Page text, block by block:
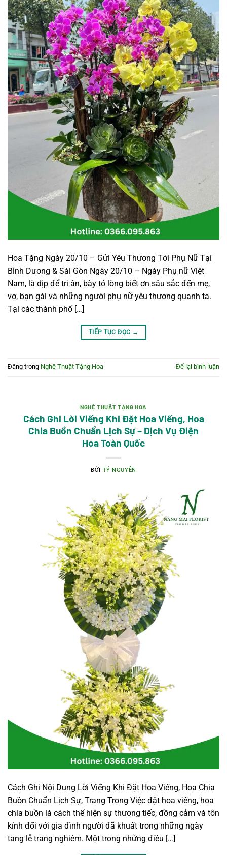
Hoa Tặng Ngày 20/10 – Gửi Yêu Thương Tới Phụ Nữ Tại
Bình Dương & Sài Gòn Ngày 20/10 – Ngày Phụ nữ Việt
Nam, là dịp để tri ân, bày tỏ lòng biết ơn sâu sắc đến mẹ,
vợ, bạn gái và những người phụ nữ yêu thương quanh ta.
Tại các thành phố […]
TIẾP TỤC ĐỌC →
Đăng trong Nghệ Thuật Tặng Hoa Để lại bình luận
NGHỆ THUẬT TẶNG HOA
Cách Ghi Lời Viếng Khi Đặt Hoa Viếng, Hoa
Chia Buồn Chuẩn Lịch Sự – Dịch Vụ Điện
Hoa Toàn Quốc
BỞI TÝ NGUYỄN
Cách Ghi Nội Dung Lời Viếng Khi Đặt Hoa Viếng, Hoa Chia
Buồn Chuẩn Lịch Sự, Trang Trọng Việc đặt hoa viếng, hoa
chia buồn là cách thể hiện sự thương tiếc, đồng cảm và tôn
kính đối với gia đình người đã khuất trong những ngày
tang lễ trang nghiêm. Một trong những điều […]